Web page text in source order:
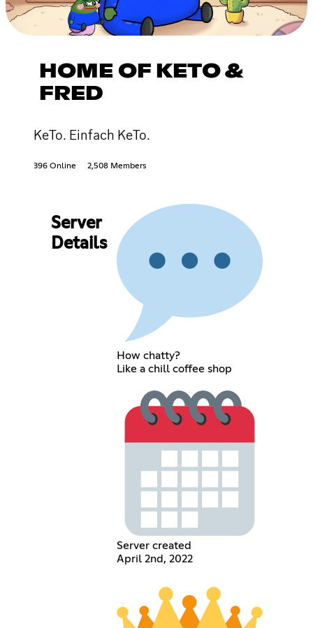
HOME OF KETO &
FRED
KeTo. Einfach KeTo.
396 Online 2,508 Members
Server
Details
How chatty?
Like a chill coffee shop
Server created
April 2nd, 2022